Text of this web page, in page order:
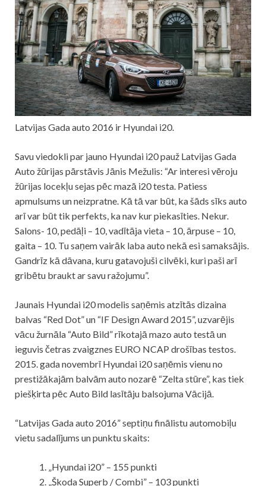
Latvijas Gada auto 2016 ir Hyundai i20.
Savu viedokli par jauno Hyundai i20 pauž Latvijas Gada
Auto žūrijas pārstāvis Jānis Mežulis: “Ar interesi vēroju
žūrijas locekļu sejas pēc mazā i20 testa. Patiess
apmulsums un neizpratne. Kā tā var būt, ka šāds sīks auto
arī var būt tik perfekts, ka nav kur piekasīties. Nekur.
Salons- 10, pedāļi – 10, vadītāja vieta – 10, ārpuse – 10,
gaita – 10. Tu saņem vairāk laba auto nekā esi samaksājis.
Gandrīz kā dāvana, kuru gatavojuši cilvēki, kuri paši arī
gribētu braukt ar savu ražojumu”.
Jaunais Hyundai i20 modelis saņēmis atzītās dizaina
balvas “Red Dot” un “IF Design Award 2015”, uzvarējis
vācu žurnāla “Auto Bild” rīkotajā mazo auto testā un
ieguvis četras zvaigznes EURO NCAP drošības testos.
2015. gada novembrī Hyundai i20 saņēmis vienu no
prestižākajām balvām auto nozarē “Zelta stūre”, kas tiek
piešķirta pēc Auto Bild lasītāju balsojuma Vācijā.
“Latvijas Gada auto 2016” septiņu finālistu automobiļu
vietu sadalījums un punktu skaits:
„Hyundai i20” – 155 punkti
„Škoda Superb / Combi” – 103 punkti